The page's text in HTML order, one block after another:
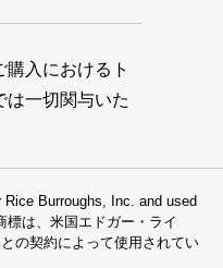
入におけるト
は一切関与いた
Rice Burroughs, Inc. and used
は、米国エドガー・ライ
の契約によって使用されてい